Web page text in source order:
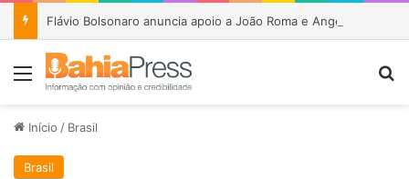
Menu
Início / Brasil
Brasil